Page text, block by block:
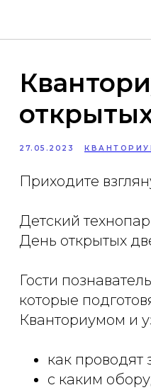
27.05.2023
Приходите
Детский
День открытых
Гости
которые
Кванториумом и
как проводят
с каким